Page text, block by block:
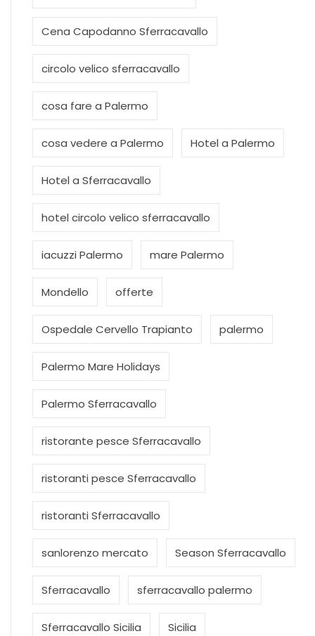
Cena Capodanno Sferracavallo
circolo velico sferracavallo
cosa fare a Palermo
cosa vedere a Palermo Hotel a Palermo
Hotel a Sferracavallo
hotel circolo velico sferracavallo
iacuzzi Palermo mare Palermo
Mondello offerte
Ospedale Cervello Trapianto palermo
Palermo Mare Holidays
Palermo Sferracavallo
ristorante pesce Sferracavallo
ristoranti pesce Sferracavallo
ristoranti Sferracavallo
sanlorenzo mercato Season Sferracavallo
Sferracavallo sferracavallo palermo
Sferracavallo Sicilia Sicilia